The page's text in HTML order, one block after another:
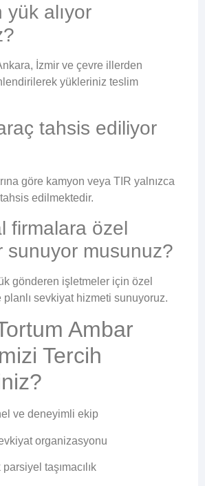
alıyor
İzmir ve çevre illerden
yükleriniz teslim
tahsis ediliyor
göre kamyon veya TIR yalnızca
edilmektedir.
firmalara özel
sunuyor musunuz?
gönderen işletmeler için özel
planlı sevkiyat hizmeti sunuyoruz.
Ambar
Tercih
ve deneyimli ekip
organizasyonu
taşımacılık